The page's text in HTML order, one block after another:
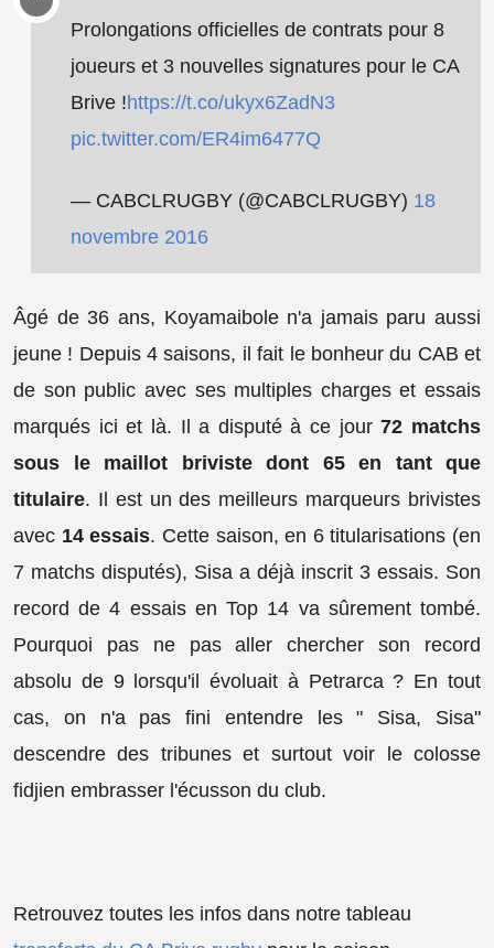
Prolongations officielles de contrats pour 8
joueurs et 3 nouvelles signatures pour le CA
Brive !https://t.co/ukyx6ZadN3
pic.twitter.com/ER4im6477Q
— CABCLRUGBY (@CABCLRUGBY) 18
novembre 2016
Âgé de 36 ans, Koyamaibole n'a jamais paru aussi
jeune ! Depuis 4 saisons, il fait le bonheur du CAB et
de son public avec ses multiples charges et essais
marqués ici et là. Il a disputé à ce jour72 matchs
sous le maillot briviste dont 65 en tant que
titulaire. Il est un des meilleurs marqueurs brivistes
avec 14 essais. Cette saison, en 6 titularisations (en
7 matchs disputés), Sisa a déjà inscrit 3 essais. Son
record de 4 essais en Top 14 va sûrement tombé.
Pourquoi pas ne pas aller chercher son record
absolu de 9 lorsqu'il évoluait à Petrarca ? En tout
cas, on n'a pas fini entendre les " Sisa, Sisa"
descendre des tribunes et surtout voir le colosse
fidjien embrasser l'écusson du club.
Retrouvez toutes les infos dans notre tableau